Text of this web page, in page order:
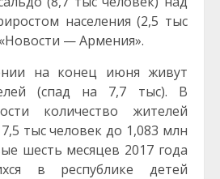
населения (2,5 тыс
— Армения».
на конец июня живут
(спад на 7,7 тыс). В
количество жителей
тыс человек до 1,083 млн
шесть месяцев 2017 года
в республике детей